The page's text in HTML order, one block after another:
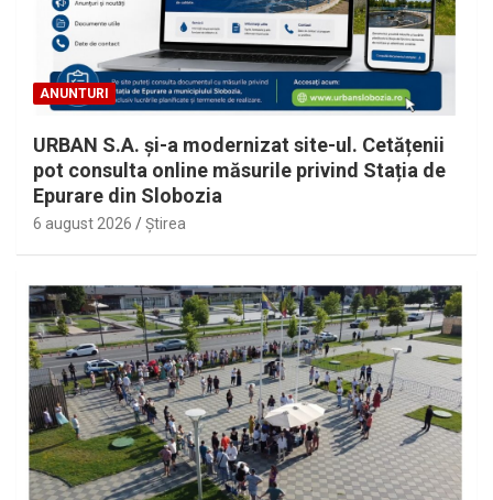
ANUNTURI
URBAN S.A. și-a modernizat site-ul. Cetățenii
pot consulta online măsurile privind Stația de
Epurare din Slobozia
6 august 2026 Ştirea